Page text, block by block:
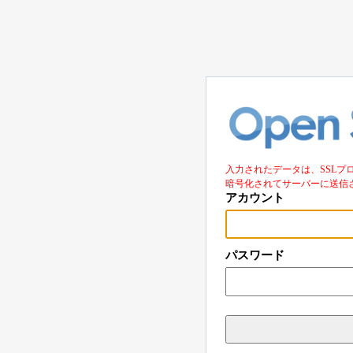
入力されたデータは、SSLプ
暗号化されてサーバーに送信
アカウント
パスワード